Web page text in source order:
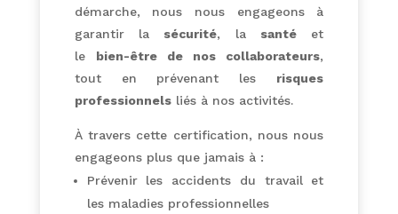
démarche, nous nous engageons à
garantir la sécurité, la santéet
le bien-être de nos collaborateurs,
tout en prévenant les risques
professionnelsliés à nos activités.
À travers cette certification, nous nous
engageons plus que jamais à :
Prévenir les accidents du travail et
les maladies professionnelles